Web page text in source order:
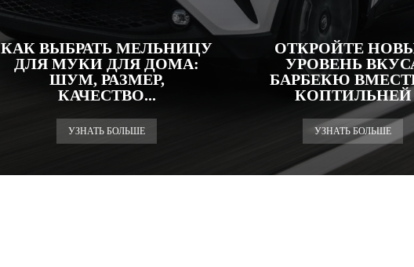
КАК ВЫБРАТЬ МЕЛЬНИЦУ
ДЛЯ МУКИ ДЛЯ ДОМА:
ШУМ, РАЗМЕР,
КАЧЕСТВО...
УЗНАТЬ БОЛЬШЕ
ОТКРОЙТЕ
УРОВЕНЬ
БАРБЕКЮ
КОПТИЛЬНЕЙ
УЗНАТЬ БОЛЬШЕ